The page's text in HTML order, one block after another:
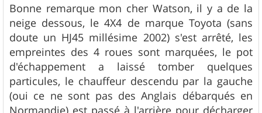
s
s
a
g
e
Bonne remarque mon cher Watson, il y a de la
neige dessous, le 4X4 de marque Toyota (sans
doute un HJ45 millésime 2002) s'est arrêté, les
empreintes des 4 roues sont marquées, le pot
d'échappement a laissé tomber quelques
particules, le chauffeur descendu par la gauche
(oui ce ne sont pas des Anglais débarqués en
Normandie) est passé à l'arrière pour décharger